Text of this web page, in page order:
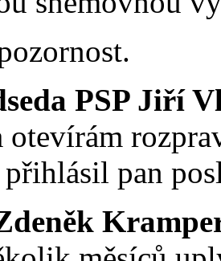
PSP Jiří
otevírám
pan